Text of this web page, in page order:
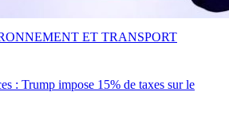
: Trump impose 15% de taxes sur le
ET TRANSPORT